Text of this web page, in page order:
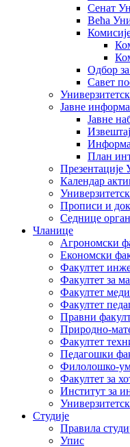
Сенат
Већа
Одбор
Савет
Јавне
Јавне
План
Презентације
Календар
Прописи и
Седнице
Чланице
Агрономски
Економски
Факултет
Факултет за
Факултет
Факултет
Правни
Природно-
Факултет
Педагошки
Филолошко-
Факултет за
Институт за
Студије
Правила
Упис